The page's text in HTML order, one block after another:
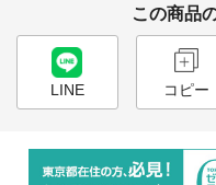
この商品
LINE コピー